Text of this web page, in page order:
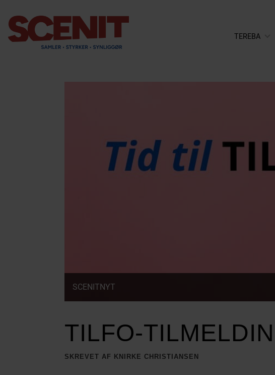
scenit.dk
TEREBA
SCENITNYT
TILFO-
SKREVET AF KNIRKE CHRISTIANSEN